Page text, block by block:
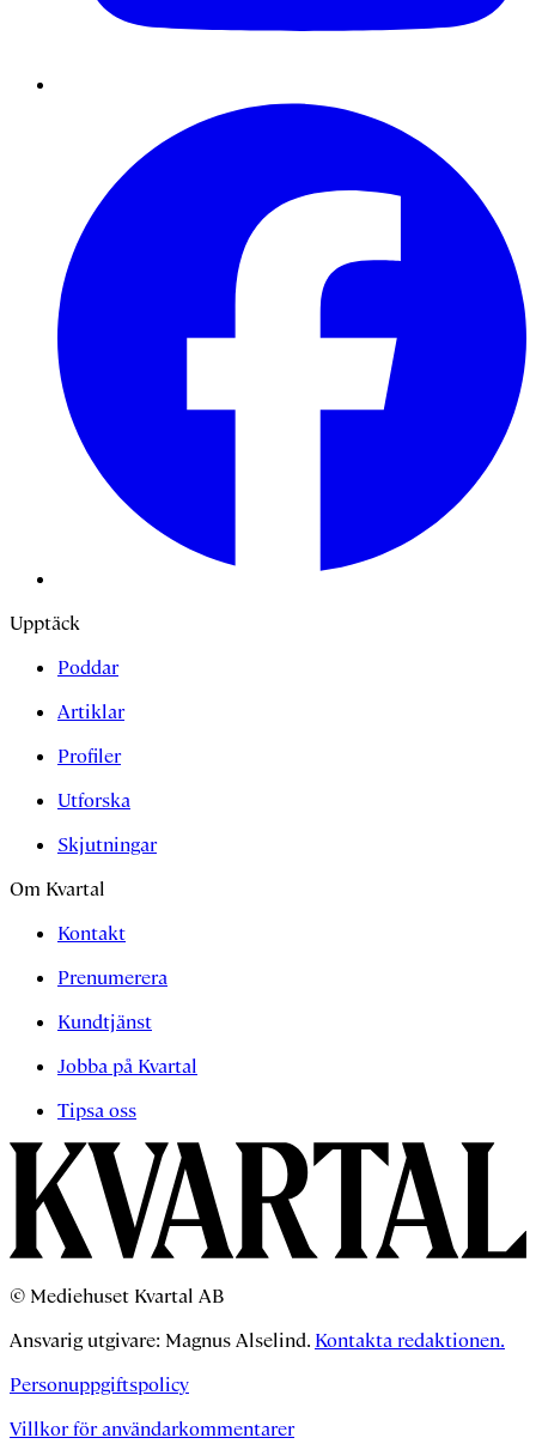
Upptäck
Poddar
Artiklar
Profiler
Utforska
Skjutningar
Om Kvartal
Kontakt
Prenumerera
Kundtjänst
Jobba på Kvartal
Tipsa oss
© Mediehuset Kvartal AB
Ansvarig utgivare: Magnus Alselind. Kontakta redaktionen.
Personuppgiftspolicy
Villkor för användarkommentarer